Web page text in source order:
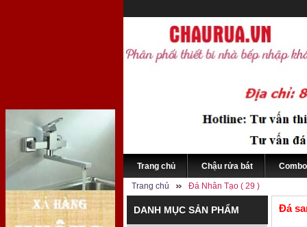
Trang chủ Chậu rửa bát
Trang chủ Đá Nhân Tạo ( 29 )
DANH MỤC SẢN PHẨM Đá